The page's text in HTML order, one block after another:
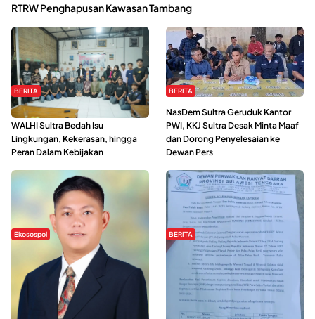
RTRW Penghapusan Kawasan Tambang
BERITA
Refleksi Gerakan Perempuan,
WALHI Sultra Bedah Isu
Lingkungan, Kekerasan, hingga
Peran Dalam Kebijakan
BERITA
NasDem Sultra Geruduk Kantor
PWI, KKJ Sultra Desak Minta Maaf
dan Dorong Penyelesaian ke
Dewan Pers
Ekosospol
Slogan Pemberdayaan Lokal
Dinilai Hanya Pemanis, Tokoh
Pemuda Wilalang Kritik Dominasi
Orang Luar
BERITA
Hipmawani Bersama DPRD Sultra
Sepakati RDP Perihal IUP
Pertambangan di Pulau Wawonii